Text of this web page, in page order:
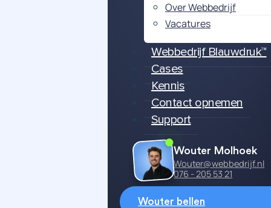
Over Webbedrijf
Vacatures
Webbedrijf Blauwdruk™
Cases
Kennis
Contact opnemen
Support
Wouter Molhoek
Wouter@webbedrijf.nl
076 - 205 53 21
Wouter bellen